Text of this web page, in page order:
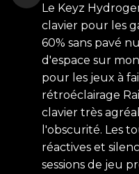
Le Keyz
clavier pour les
60% sans pavé
d'espace sur
pour les jeux à
rétroéclairage
clavier très
l'obscurité. Les
réactives et
sessions de jeu